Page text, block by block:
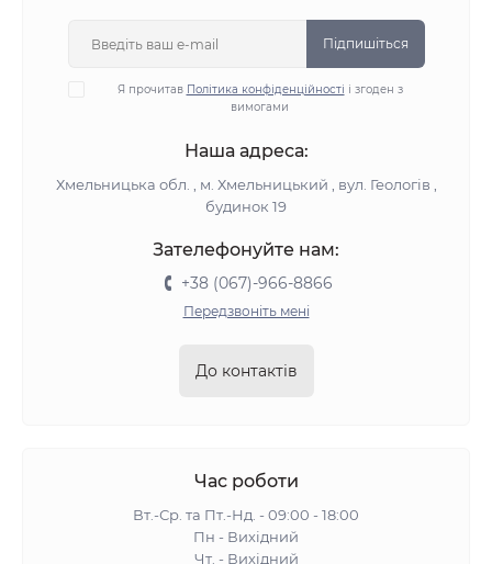
Підпишіться
Я прочитав Політика конфіденційності і згоден з
вимогами
Наша адреса:
Хмельницька обл. , м. Хмельницький , вул. Геологів ,
будинок 19
Зателефонуйте нам:
+38 (067)-966-8866
Передзвоніть мені
До контактів
Час роботи
Вт.-Ср. та Пт.-Нд. - 09:00 - 18:00
Пн - Вихідний
Чт. - Вихідний